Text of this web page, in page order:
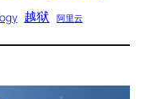
越狱 阿里云